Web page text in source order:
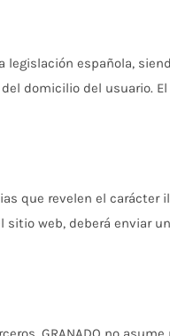
legislación española,
domicilio del usuario. El
que revelen el
web, deberá enviar